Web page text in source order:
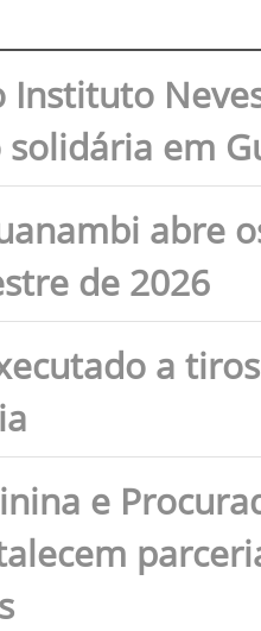
Instituto
em
abre
de 2026
a
e